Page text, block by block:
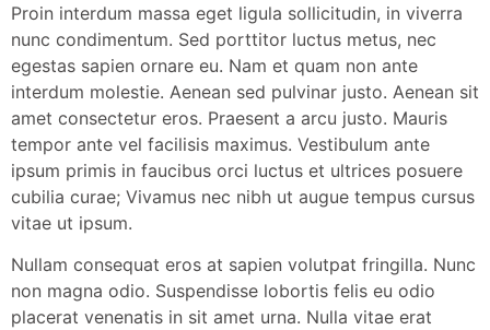
Proin interdum massa eget ligula sollicitudin, in viverra
nunc condimentum. Sed porttitor luctus metus, nec
egestas sapien ornare eu. Nam et quam non ante
interdum molestie. Aenean sed pulvinar justo. Aenean sit
amet consectetur eros. Praesent a arcu justo. Mauris
tempor ante vel facilisis maximus. Vestibulum ante
ipsum primis in faucibus orci luctus et ultrices posuere
cubilia curae; Vivamus nec nibh ut augue tempus cursus
vitae ut ipsum.
Nullam consequat eros at sapien volutpat fringilla. Nunc
non magna odio. Suspendisse lobortis felis eu odio
placerat venenatis in sit amet urna. Nulla vitae erat